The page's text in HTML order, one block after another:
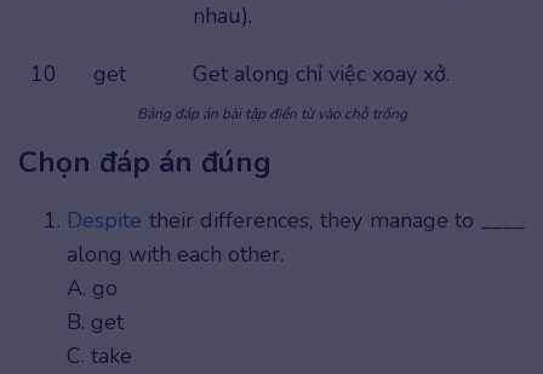
nhau).
10
get Get along chỉ việc xoay xở.
Bảng đáp án bài tập điền từ vào chỗ trống
Chọn đáp án đúng
Despite their differences, they manage to ____
along with each other.
A. go
B. get
C. take